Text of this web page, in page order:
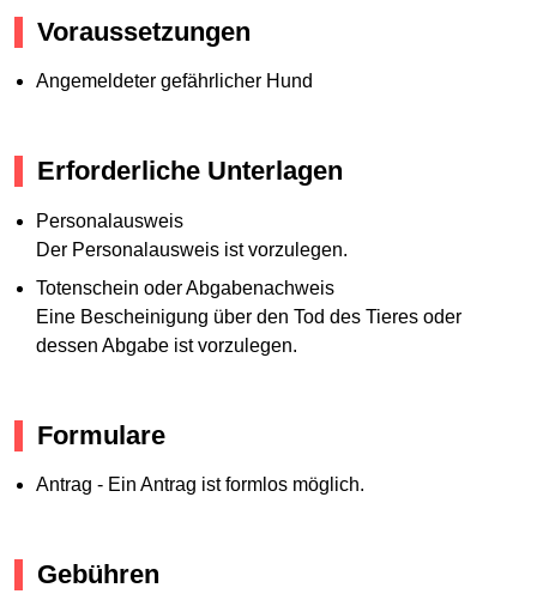
Voraussetzungen
Angemeldeter gefährlicher Hund
Erforderliche Unterlagen
Personalausweis
Der Personalausweis ist vorzulegen.
Totenschein oder Abgabenachweis
Eine Bescheinigung über den Tod des Tieres oder
dessen Abgabe ist vorzulegen.
Formulare
Antrag - Ein Antrag ist formlos möglich.
Gebühren